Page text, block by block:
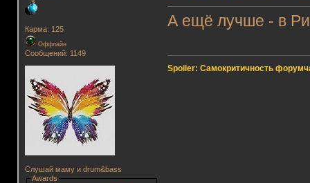
Карма: 125
Оффлайн
Сообщений: 1149
Слушай маму и drum&bass
Awards
А ещё лучше - в
Spoiler: Самокритичность